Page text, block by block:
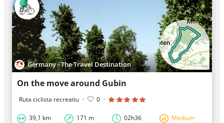
Germany - The Travel Destination
On the move around Gubin
Ruta ciclista recreatiu · 0 ·
39,1 km 171 m 02h36 Medium